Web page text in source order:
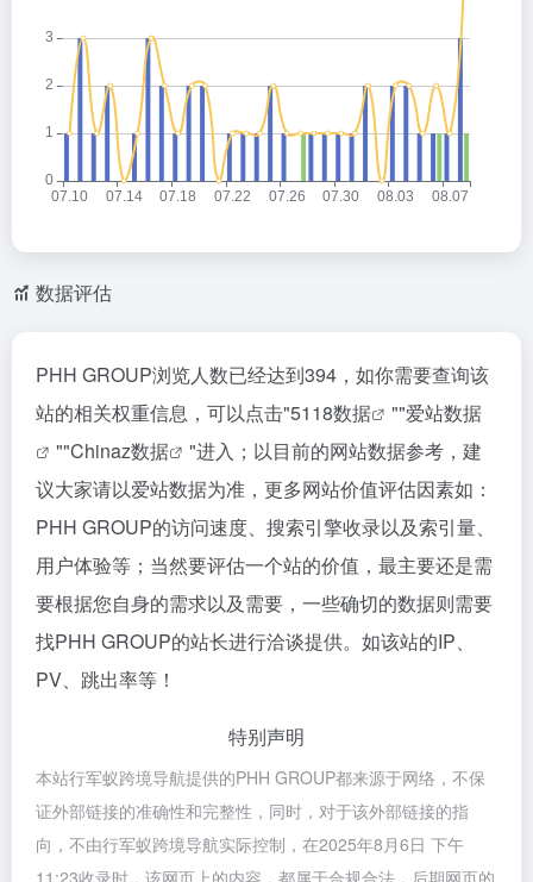
数据评估
PHH GROUP浏览人数已经达到394，如你需要查询该
站的相关权重信息，可以点击"5118数据 ""爱站数据
""Chinaz数据
"进入；以目前的网站数据参考，建
议大家请以爱站数据为准，更多网站价值评估因素如：
PHH GROUP的访问速度、搜索引擎收录以及索引量、
用户体验等；当然要评估一个站的价值，最主要还是需
要根据您自身的需求以及需要，一些确切的数据则需要
找PHH GROUP的站长进行洽谈提供。如该站的IP、
PV、跳出率等！
特别声明
本站行军蚁跨境导航提供的PHH GROUP都来源于网络，不保
证外部链接的准确性和完整性，同时，对于该外部链接的指
向，不由行军蚁跨境导航实际控制，在2025年8月6日 下午
11:23收录时，该网页上的内容，都属于合规合法，后期网页的